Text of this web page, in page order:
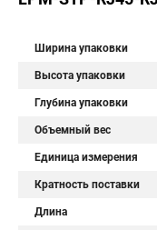
Ширина упаковки
Высота упаковки
Глубина упаковки
Объемный вес
Единица измерения
Кратность поставки
Длина